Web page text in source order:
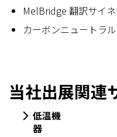
MelBridge 翻訳サイ
カーボンニュートラ
当社出展関連
低温機
器